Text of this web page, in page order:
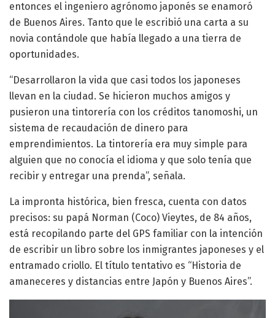
entonces el ingeniero agrónomo japonés se enamoró
de Buenos Aires. Tanto que le escribió una carta a su
novia contándole que había llegado a una tierra de
oportunidades.
“Desarrollaron la vida que casi todos los japoneses
llevan en la ciudad. Se hicieron muchos amigos y
pusieron una tintorería con los créditos tanomoshi, un
sistema de recaudación de dinero para
emprendimientos. La tintorería era muy simple para
alguien que no conocía el idioma y que solo tenía que
recibir y entregar una prenda”, señala.
La impronta histórica, bien fresca, cuenta con datos
precisos: su papá Norman (Coco) Vieytes, de 84 años,
está recopilando parte del GPS familiar con la intención
de escribir un libro sobre los inmigrantes japoneses y el
entramado criollo. El título tentativo es “Historia de
amaneceres y distancias entre Japón y Buenos Aires”.